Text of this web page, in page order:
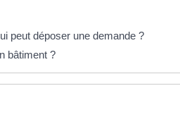
peut déposer une demande ?
bâtiment ?